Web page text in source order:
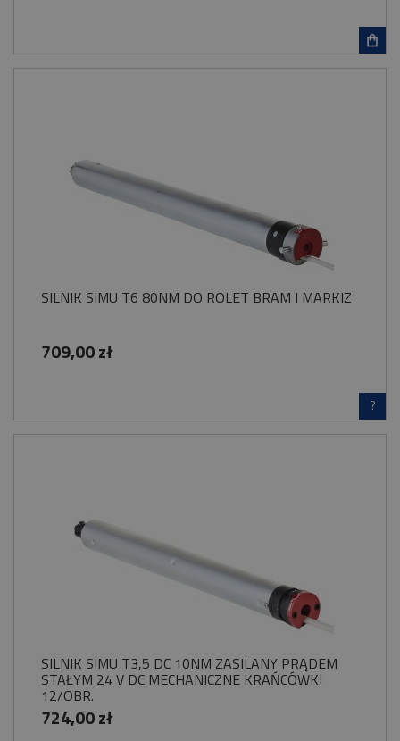
SILNIK SIMU T6 80NM DO ROLET BRAM I MARKIZ
709,00 zł
?
SILNIK SIMU T3,5 DC 10NM ZASILANY PRĄDEM
STAŁYM 24 V DC MECHANICZNE KRAŃCÓWKI
12/OBR.
724,00 zł